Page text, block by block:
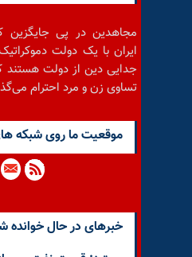
مجاهدین در پی جایگزین
ایران با یک دولت
جدایی دین از دولت هستند
تساوی زن و مرد احترام
موقعيت ما روى شبكه
خبرهای در حال خوانده